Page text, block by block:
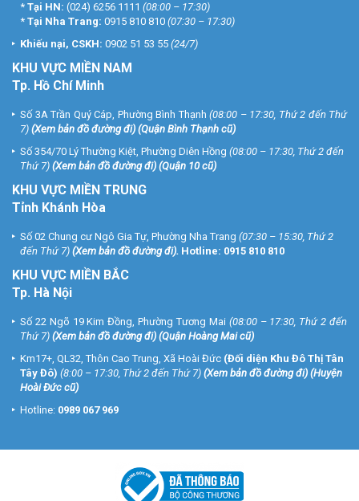
* Tại HN: (024) 6256 1111 (08:00 – 17:30)
* Tại Nha Trang: 0915 810 810 (07:30 – 17:30)
Khiếu nại, CSKH: 0902 51 53 55 (24/7)
KHU VỰC MIỀN NAM
Tp. Hồ Chí Minh
Số 3A Trần Quý Cáp, Phường Bình Thạnh (08:00 – 17:30, Thứ 2 đến Thứ
7) (Xem bản đồ đường đi) (Quận Bình Thạnh cũ)
Số 354/70 Lý Thường Kiệt, Phường Diên Hồng (08:00 – 17:30, Thứ 2 đến
Thứ 7) (Xem bản đồ đường đi) (Quận 10 cũ)
KHU VỰC MIỀN TRUNG
Tỉnh Khánh Hòa
Số 02 Chung cư Ngô Gia Tự, Phường Nha Trang (07:30 – 15:30, Thứ 2
đến Thứ 7) (Xem bản đồ đường đi). Hotline: 0915 810 810
KHU VỰC MIỀN BẮC
Tp. Hà Nội
Số 22 Ngõ 19 Kim Đồng, Phường Tương Mai (08:00 – 17:30, Thứ 2 đến
Thứ 7) (Xem bản đồ đường đi) (Quận Hoàng Mai cũ)
Km17+, QL32, Thôn Cao Trung, Xã Hoài Đức (Đối diện Khu Đô Thị Tân
Tây Đô) (8:00 – 17:30, Thứ 2 đến Thứ 7) (Xem bản đồ đường đi) (Huyện
Hoài Đức cũ)
Hotline: 0989 067 969